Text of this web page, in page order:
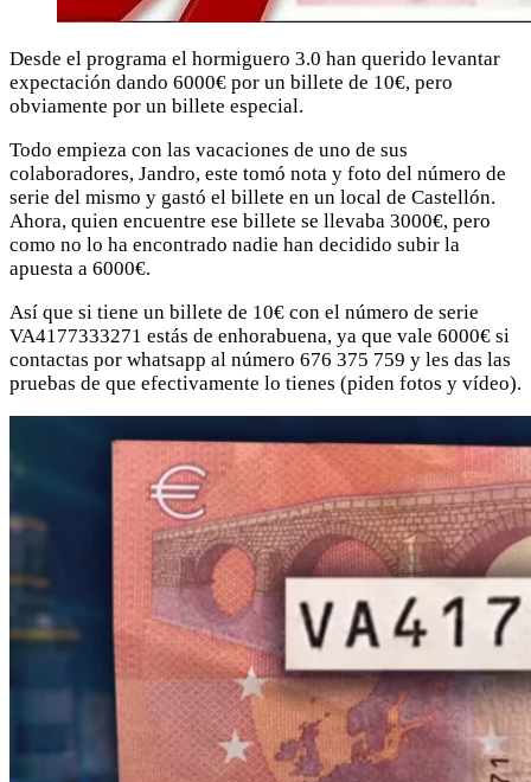
Desde el programa el hormiguero 3.0 han querido levantar
expectación dando 6000€ por un billete de 10€, pero
obviamente por un billete especial.
Todo empieza con las vacaciones de uno de sus
colaboradores, Jandro, este tomó nota y foto del número de
serie del mismo y gastó el billete en un local de Castellón.
Ahora, quien encuentre ese billete se llevaba 3000€, pero
como no lo ha encontrado nadie han decidido subir la
apuesta a 6000€.
Así que si tiene un billete de 10€ con el número de serie
VA4177333271 estás de enhorabuena, ya que vale 6000€ si
contactas por whatsapp al número 676 375 759 y les das las
pruebas de que efectivamente lo tienes (piden fotos y vídeo).